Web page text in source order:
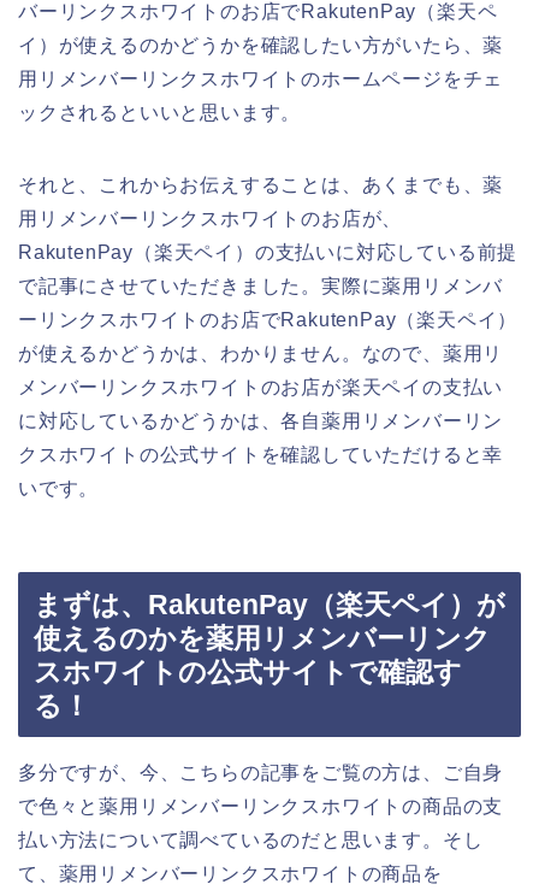
バーリンクスホワイトのお店でRakutenPay（楽天ペ
イ）が使えるのかどうかを確認したい方がいたら、薬
用リメンバーリンクスホワイトのホームページをチェ
ックされるといいと思います。
それと、これからお伝えすることは、あくまでも、薬
用リメンバーリンクスホワイトのお店が、
RakutenPay（楽天ペイ）の支払いに対応している前提
で記事にさせていただきました。実際に薬用リメンバ
ーリンクスホワイトのお店でRakutenPay（楽天ペイ）
が使えるかどうかは、わかりません。なので、薬用リ
メンバーリンクスホワイトのお店が楽天ペイの支払い
に対応しているかどうかは、各自薬用リメンバーリン
クスホワイトの公式サイトを確認していただけると幸
いです。
まずは、RakutenPay（楽天ペイ）が
使えるのかを薬用リメンバーリンク
スホワイトの公式サイトで確認す
る！
多分ですが、今、こちらの記事をご覧の方は、ご自身
で色々と薬用リメンバーリンクスホワイトの商品の支
払い方法について調べているのだと思います。そし
て、薬用リメンバーリンクスホワイトの商品を